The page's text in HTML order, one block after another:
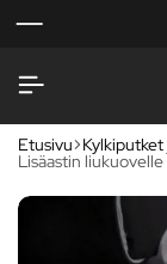
Etusivu
Lisäastin